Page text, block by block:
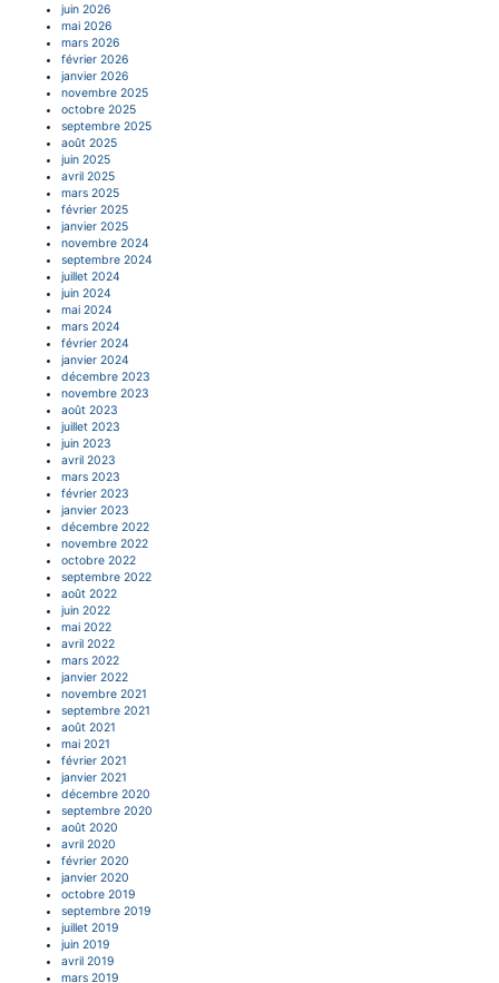
juin 2026
mai 2026
mars 2026
février 2026
janvier 2026
novembre 2025
octobre 2025
septembre 2025
août 2025
juin 2025
avril 2025
mars 2025
février 2025
janvier 2025
novembre 2024
septembre 2024
juillet 2024
juin 2024
mai 2024
mars 2024
février 2024
janvier 2024
décembre 2023
novembre 2023
août 2023
juillet 2023
juin 2023
avril 2023
mars 2023
février 2023
janvier 2023
décembre 2022
novembre 2022
octobre 2022
septembre 2022
août 2022
juin 2022
mai 2022
avril 2022
mars 2022
janvier 2022
novembre 2021
septembre 2021
août 2021
mai 2021
février 2021
janvier 2021
décembre 2020
septembre 2020
août 2020
avril 2020
février 2020
janvier 2020
octobre 2019
septembre 2019
juillet 2019
juin 2019
avril 2019
mars 2019